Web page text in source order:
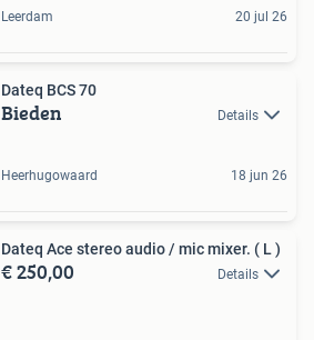
Leerdam 20 jul 26
Dateq BCS 70
Bieden Details
Heerhugowaard 18 jun 26
Dateq Ace stereo audio / mic mixer. ( L )
€ 250,00 Details